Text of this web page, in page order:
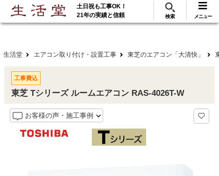
ご利用 288万･工事実績117万件! 無料見積
土日祝も工事OK！
21年の実績と信頼
検索 メニュー
生活堂 エアコン取り付け・設置工事 東芝のエアコン「大清快」
工事費込
東芝 Tシリーズ ルームエアコン RAS-4026T-W
お客様の声・施工事例